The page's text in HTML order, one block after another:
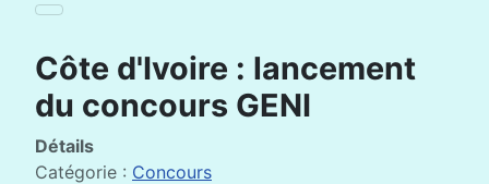
Côte d'Ivoire : lancement
du concours GENI
Détails
Catégorie : Concours